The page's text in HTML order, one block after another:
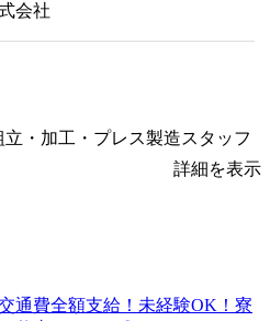
会社
・加工・プレス製造スタッフ
詳細を表示